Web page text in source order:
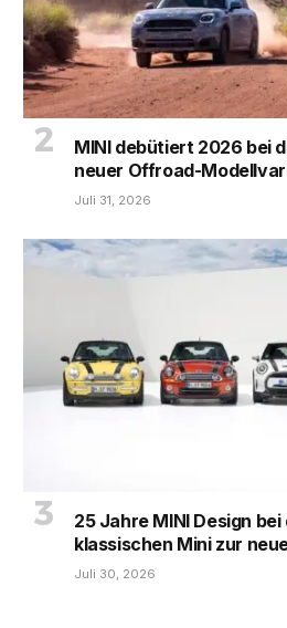
MINI debütiert 2026 bei
neuer Offroad-
Juli 31, 2026
25 Jahre MINI Design
klassischen Mini zur
Juli 30, 2026